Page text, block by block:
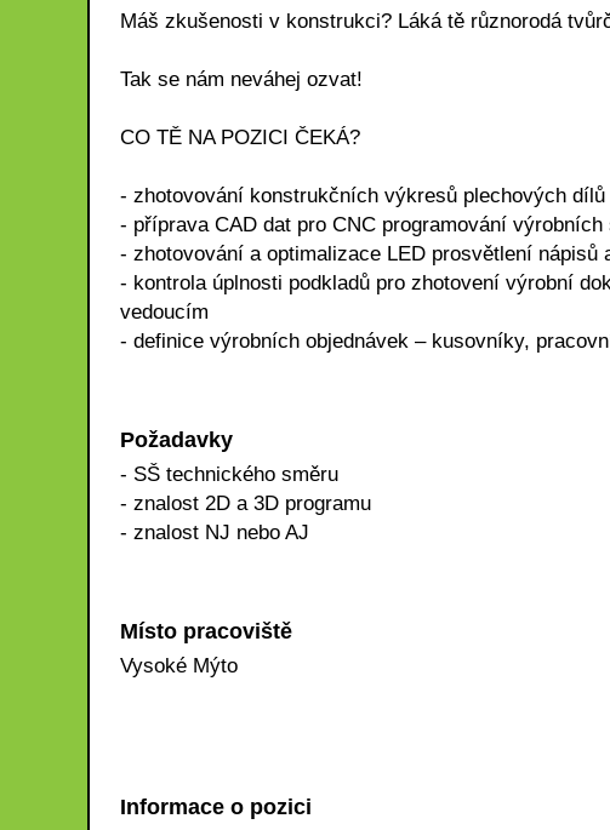
Máš zkušenosti v konstrukci? Láká tě různorodá
Tak se nám neváhej ozvat!
CO TĚ NA POZICI ČEKÁ?
- zhotovování konstrukčních výkresů plechových
- příprava CAD dat pro CNC programování výrobních
- zhotovování a optimalizace LED prosvětlení nápisů
- kontrola úplnosti podkladů pro zhotovení výrobní
vedoucím
- definice výrobních objednávek – kusovníky,
Požadavky
- SŠ technického směru
- znalost 2D a 3D programu
- znalost NJ nebo AJ
Místo pracoviště
Vysoké Mýto
Informace o pozici